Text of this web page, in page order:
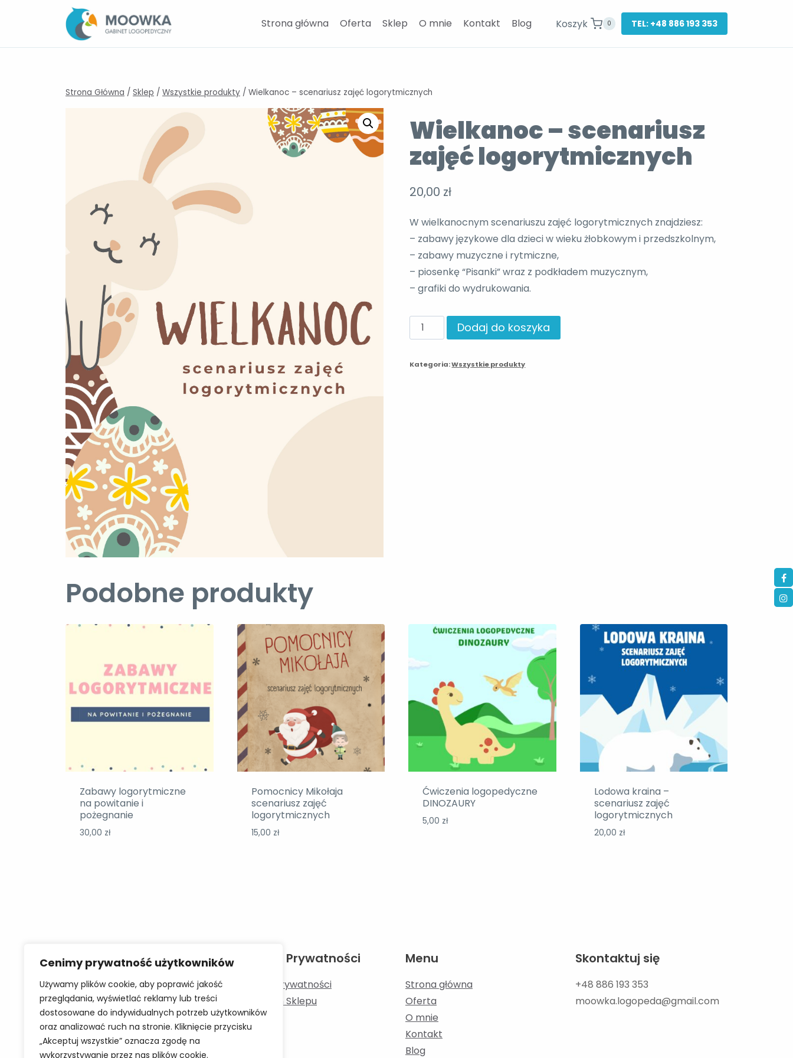
Cenimy prywatność użytkowników
Używamy plików cookie, aby poprawić jakość
przeglądania, wyświetlać reklamy lub treści
dostosowane do indywidualnych potrzeb użytkowników
oraz analizować ruch na stronie. Kliknięcie przycisku
„Akceptuj wszystkie” oznacza zgodę na
wykorzystywanie przez nas plików cookie.
Strona główna Oferta Sklep O mnie Kontakt Blog Koszyk 0 TEL: +48 886 193 353
Strona Główna / Sklep / Wszystkie produkty / Wielkanoc – scenariusz zajęć logorytmicznych
Wielkanoc – scenariusz
zajęć logorytmicznych
20,00 zł
W wielkanocnym scenariuszu zajęć logorytmicznych znajdziesz:
– zabawy językowe dla dzieci w wieku żłobkowym i przedszkolnym,
– zabawy muzyczne i rytmiczne,
– piosenkę “Pisanki” wraz z podkładem muzycznym,
– grafiki do wydrukowania.
ilość
Wielkanoc
scenariusz
Dodaj do koszyka
Kategoria:Wszystkie produkty
Podobne produkty
Zabawy logorytmiczne
na powitanie i
pożegnanie
30,00 zł
Pomocnicy Mikołaja
scenariusz zajęć
logorytmicznych
15,00 zł
Ćwiczenia logopedyczne
DINOZAURY
5,00 zł
Lodowa kraina –
scenariusz zajęć
logorytmicznych
20,00 zł
MOOWKA
GABINET
LOGOPEDYCZNY
Polityka Prywatności
Polityka Prywatności
Regulamin Sklepu
Menu
Strona główna
Oferta
O mnie
Kontakt
Blog
Skontaktuj się
+48 886 193 353
moowka.logopeda@gmail.com